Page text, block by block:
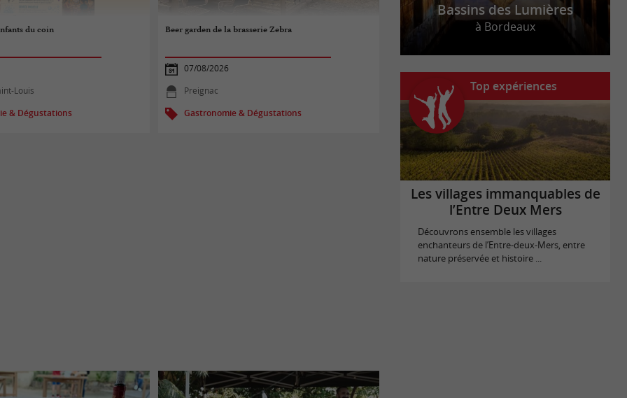
du coin
Louis
& Dégustations
Beer garden de la brasserie Zebra
07/08/2026
Preignac
Gastronomie & Dégustations
Bassins des Lumières
à Bordeaux
Top expériences
Les villages immanquables de
l’Entre Deux Mers
Découvrons ensemble les villages
enchanteurs de l’Entre-deux-Mers, entre
nature préservée et histoire ...